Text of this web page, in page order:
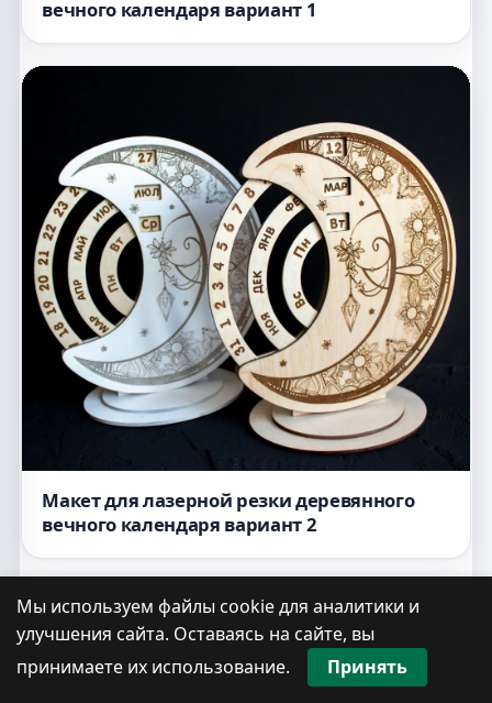
вечного календаря вариант 1
Макет для лазерной резки деревянного
вечного календаря вариант 2
Мы используем файлы cookie для аналитики и
улучшения сайта. Оставаясь на сайте, вы
принимаете их использование.
Принять